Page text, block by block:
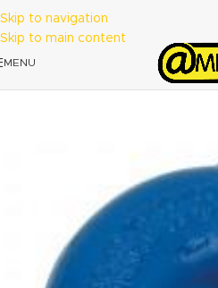
Skip to navigation
Skip to main content
MENU